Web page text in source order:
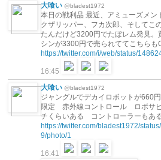
大喰い @bladest1972
本日の戦利品 最近、アミューズメン
クザリッパー、フカ次郎、そしてこ
たんだけど3200円でたぼレム発見。
シンが3300円で売られててこちらも
https://twitter.com/i/web/status/
16:45
大喰い @bladest1972
ジャングルでデカイロボットが660
限定 赤外線コントロール ロボサ
チくらいある コントローラーもあ
https://twitter.com/bladest1972/
9/photo/1
16:41